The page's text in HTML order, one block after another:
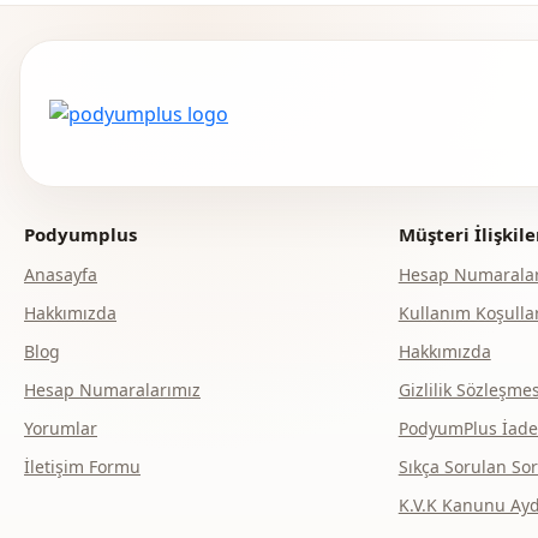
Podyumplus
Anasayfa
Hakkımızda
Blog
Hesap Numaralarımız
Yorumlar
İletişim Formu
Müşteri
Hesap
Kullanım
Hakkımızda
Gizlilik
PodyumPlus
Sıkça Sorulan
K.V.K Kanunu